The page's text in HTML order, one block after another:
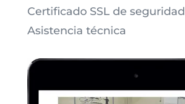
Certificado SSL de seguridad
Asistencia técnica